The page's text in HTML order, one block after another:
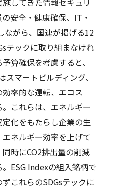
してきた情報セキュリ
安全・健康確保、IT・
ながら、国連が掲げる12
テックに取り組まなけれ
算確保を考慮すると、
スマートビルディング、
率的な運転、エコス
これらは、エネルギー
化をもたらし企業の生
ネルギー効率を上げて
時にCO2排出量の削減
ESG Indexの組入銘柄で
これらのSDGsテックに